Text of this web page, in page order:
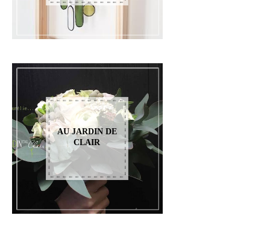
AU JARDIN DE
CLAIR